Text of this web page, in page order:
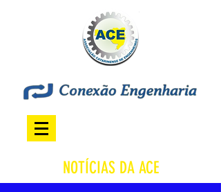
NOTÍCIAS DA ACE